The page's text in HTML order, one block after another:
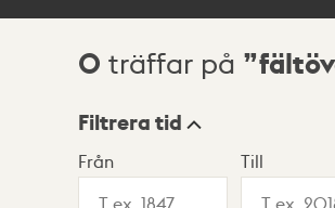
Sökresultat
0 träffar på
Visningsläge
Filtrera tid
Från Till